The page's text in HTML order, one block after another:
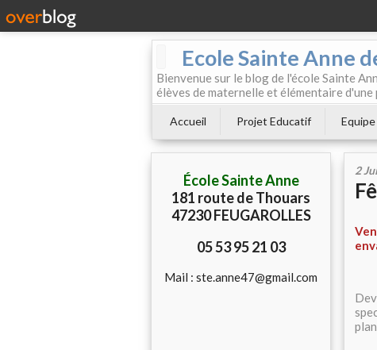
Ecole Sainte Anne
Bienvenue sur le blog de l'école Sainte
élèves de maternelle et élémentaire
Accueil Projet Educatif
École Sainte Anne
181 route de Thouars
47230 FEUGAROLLES
05 53 95 21 03
Mail : ste.anne47@gmail.com
2